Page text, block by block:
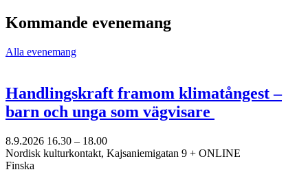
minna.vuori@nkk.org
Kommande evenemang
Alla evenemang
Handlingskraft framom klimatångest –
barn och unga som vägvisare
8.9.2026 16.30 – 18.00
Nordisk kulturkontakt, Kajsaniemigatan 9 + ONLINE
Finska